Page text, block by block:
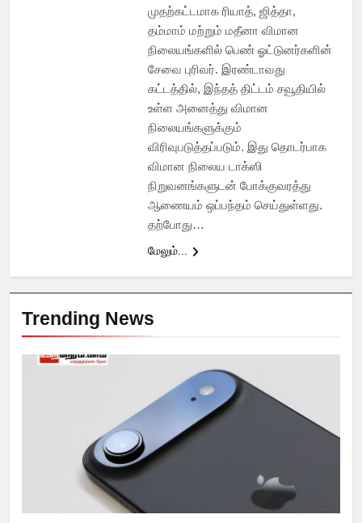
முதற்கட்டமாக ரியாத், ஜித்தா,
தம்மாம் மற்றும் மதீனா விமான
நிலையங்களில் பெண் ஓட்டுனர்களின்
சேவை புரிவர். இரண்டாவது
கட்டத்தில், இந்தத் திட்டம் சவூதியில்
உள்ள அனைத்து விமான
நிலையங்களுக்கும்
விரிவுபடுத்தப்படும். இது தொடர்பாக
விமான நிலைய டாக்ஸி
நிறுவனங்களுடன் போக்குவரத்து
ஆணையம் ஒப்பந்தம் செய்துள்ளது.
தற்போது…
மேலும்...
Trending News